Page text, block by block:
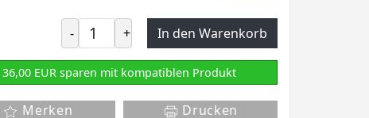
- + In den Warenkorb
36,00 EUR sparen mit kompatiblen Produkt
Merken Drucken